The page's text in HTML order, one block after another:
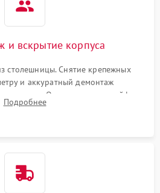
и вскрытие корпуса
столешницы. Снятие крепежных
и аккуратный демонтаж
Отсоединение шлейфов
к силовым платам, катушкам
Подробнее